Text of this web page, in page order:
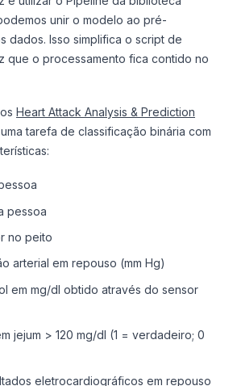
unir o modelo ao pré-
dados. Isso simplifica o script de
que o processamento fica contido no
Heart Attack Analysis & Prediction
tarefa de classificação binária com
pessoa
no peito
arterial em repouso (mm Hg)
em mg/dl obtido através do sensor
jejum > 120 mg/dl (1 = verdadeiro; 0
eletrocardiográficos em repouso